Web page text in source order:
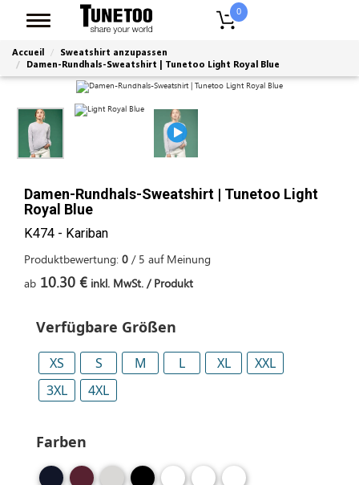
0
Accueil
Sweatshirt anzupassen
Damen-Rundhals-Sweatshirt | Tunetoo Light Royal Blue
Damen-Rundhals-Sweatshirt | Tunetoo Light
Royal Blue
K474 - Kariban
Produktbewertung: 0 / 5 auf Meinung
ab 10.30 € inkl. MwSt. / Produkt
Verfügbare Größen
XS S M L XL
XXL
3XL
4XL
Farben